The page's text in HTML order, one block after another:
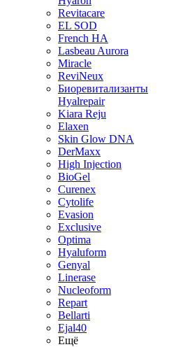
Revitacare
EL SOD
French HA
Lasbeau Aurora
Miracle
ReviNeux
Биоревитализанты
Hyalrepair
Kiara Reju
Elaxen
Skin Glow DNA
DerMaxx
High Injection
BioGel
Curenex
Cytolife
Evasion
Exclusive
Optima
Hyaluform
Genyal
Linerase
Nucleoform
Repart
Bellarti
Ejal40
Ещё